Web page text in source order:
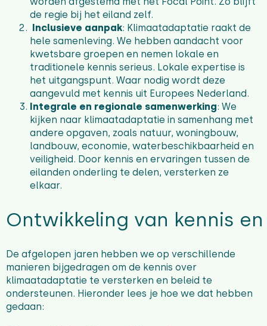
de regie bij het eiland zelf.
Inclusieve aanpak: Klimaatadaptatie raakt de
hele samenleving. We hebben aandacht voor
kwetsbare groepen en nemen lokale en
traditionele kennis serieus. Lokale expertise is
het uitgangspunt. Waar nodig wordt deze
aangevuld met kennis uit Europees Nederland.
Integrale en regionale samenwerking: We
kijken naar klimaatadaptatie in samenhang met
andere opgaven, zoals natuur, woningbouw,
landbouw, economie, waterbeschikbaarheid en
veiligheid. Door kennis en ervaringen tussen de
eilanden onderling te delen, versterken ze
elkaar.
Ontwikkeling van kennis
De afgelopen jaren hebben we op verschillende
manieren bijgedragen om de kennis over
klimaatadaptatie te versterken en beleid te
ondersteunen. Hieronder lees je hoe we dat hebben
gedaan: